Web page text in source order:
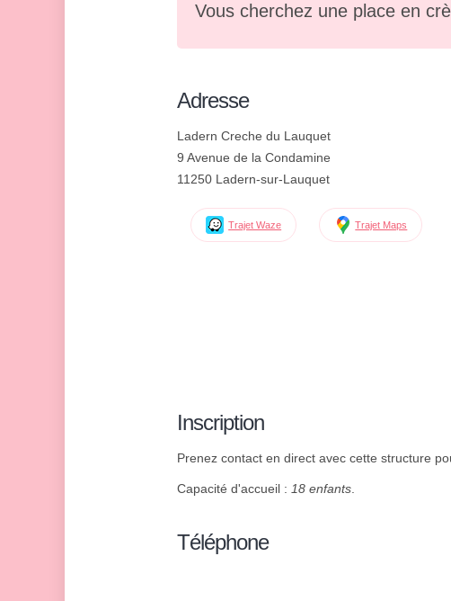
Vous cherchez une place en
Adresse
Ladern Creche du Lauquet
9 Avenue de la Condamine
11250 Ladern-sur-Lauquet
Trajet Waze Trajet Maps
Inscription
Prenez contact en direct avec cette structure
Capacité d'accueil : 18 enfants
Téléphone